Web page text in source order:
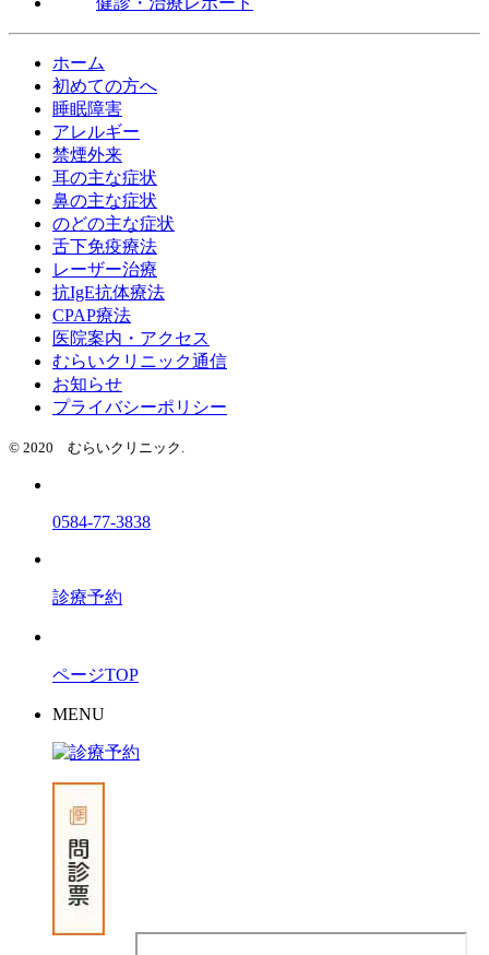
ホーム
初めての方へ
睡眠障害
アレルギー
禁煙外来
耳の主な症状
鼻の主な症状
のどの主な症状
舌下免疫療法
レーザー治療
抗IgE抗体療法
CPAP療法
医院案内・アクセス
むらいクリニック通信
お知らせ
プライバシーポリシー
© 2020 むらいクリニック.
0584-77-3838
診療予約
ページTOP
MENU